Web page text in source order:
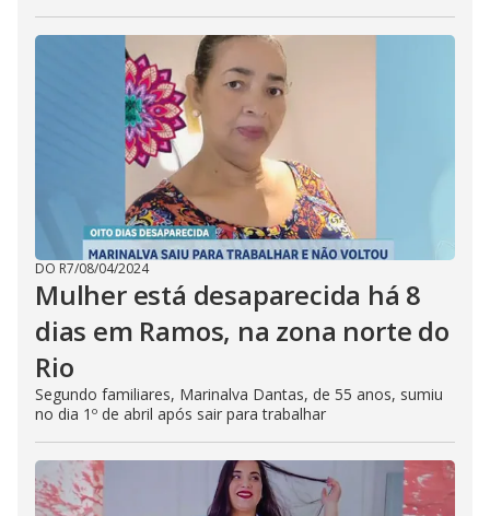
DO R7/08/04/2024
Mulher está desaparecida há 8
dias em Ramos, na zona norte do
Rio
Segundo familiares, Marinalva Dantas, de 55 anos, sumiu
no dia 1º de abril após sair para trabalhar